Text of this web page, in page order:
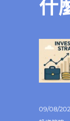
什
發
佈
09/08/